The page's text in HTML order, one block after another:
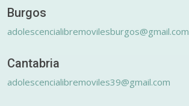
Burgos
adolescencialibremovilesburgos@gmail.com
Cantabria
adolescencialibremoviles39@gmail.com